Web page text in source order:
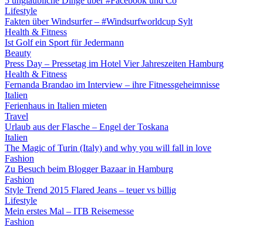
Lifestyle
Fakten über Windsurfer – #Windsurfworldcup Sylt
Health & Fitness
Ist Golf ein Sport für Jedermann
Beauty
Press Day – Pressetag im Hotel Vier Jahreszeiten Hamburg
Health & Fitness
Fernanda Brandao im Interview – ihre Fitnessgeheimnisse
Italien
Ferienhaus in Italien mieten
Travel
Urlaub aus der Flasche – Engel der Toskana
Italien
The Magic of Turin (Italy) and why you will fall in love
Fashion
Zu Besuch beim Blogger Bazaar in Hamburg
Fashion
Style Trend 2015 Flared Jeans – teuer vs billig
Lifestyle
Mein erstes Mal – ITB Reisemesse
Fashion